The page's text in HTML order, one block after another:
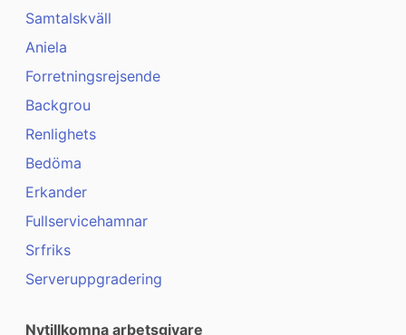
Samtalskväll
Aniela
Forretningsrejsende
Backgrou
Renlighets
Bedöma
Erkander
Fullservicehamnar
Srfriks
Serveruppgradering
Nytillkomna arbetsgivare